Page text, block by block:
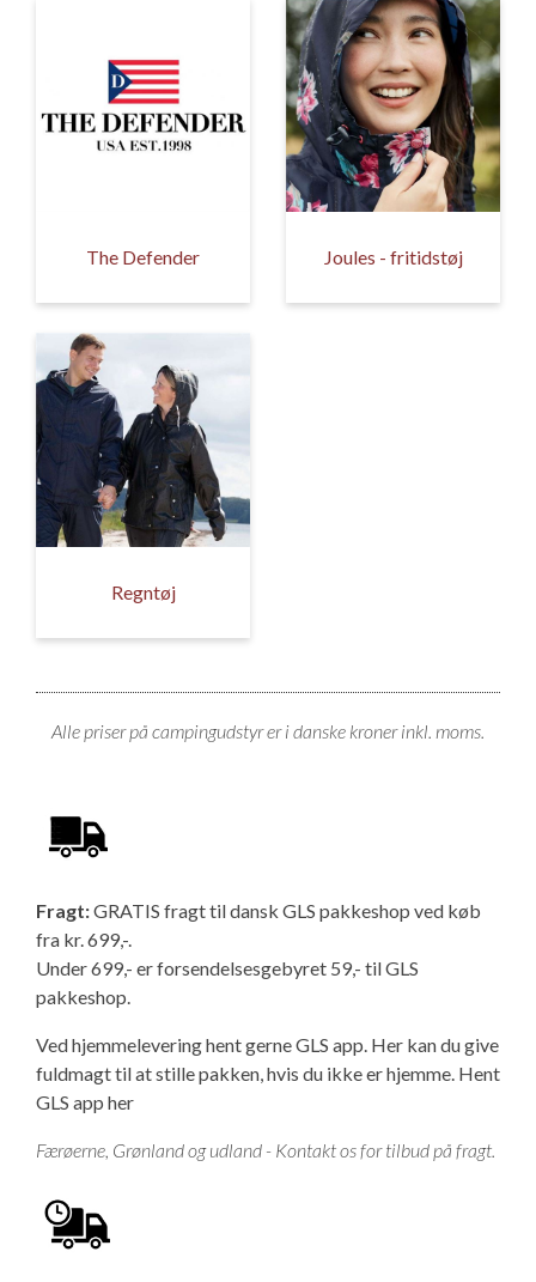
Isabella Opstillingsvejledninger
GPDR - Optagelse af foto og video
GPDR - KG Camping Kundeklub
The Defender Joules - fritidstøj
Regntøj
Alle priser på campingudstyr er i danske kroner inkl. moms.
Fragt:GRATIS fragt til dansk GLS pakkeshop ved køb
fra kr. 699,-.
Under 699,- er forsendelsesgebyret 59,- til GLS
pakkeshop.
Ved hjemmelevering hent gerne GLS app. Her kan du give
fuldmagt til at stille pakken, hvis du ikke er hjemme. Hent
GLS app her
Færøerne, Grønland og udland - Kontakt os for tilbud på fragt.